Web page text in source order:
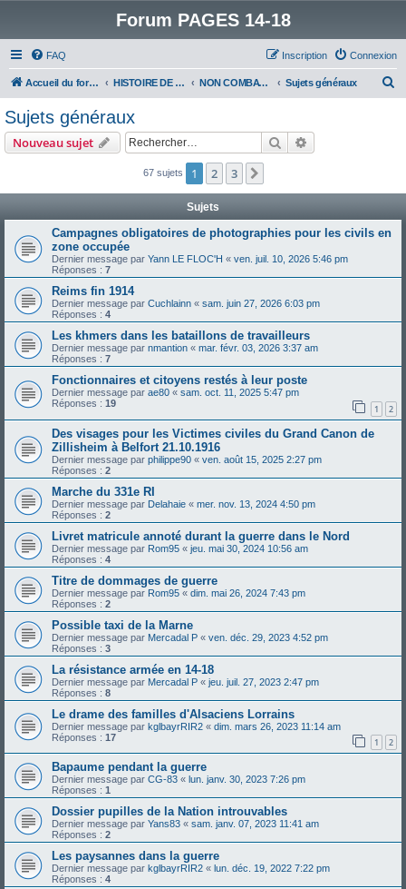
Forum PAGES 14-18
FAQ Connexion
Inscription
Accueil du forum HISTOIRE DE LA GRANDE GUERRE NON COMBATTANTS DANS LA GRANDE GUERRE Sujets généraux
r
Sujets généraux
Nouveau sujet Rechercher
67 sujets 1 2 3
Sujets
Campagnes obligatoires de photographies pour les civils en
zone occupée
Dernier message par Yann LE FLOC'H « ven. juil. 10, 2026 5:46 pm
Réponses : 7
Reims fin 1914
Dernier message par Cuchlainn « sam. juin 27, 2026 6:03 pm
Réponses : 4
Les khmers dans les bataillons de travailleurs
Dernier message par nmantion « mar. févr. 03, 2026 3:37 am
Réponses : 7
Fonctionnaires et citoyens restés à leur poste
Dernier message par ae80 « sam. oct. 11, 2025 5:47 pm
Réponses : 19 1 2
Des visages pour les Victimes civiles du Grand Canon de
Zillisheim à Belfort 21.10.1916
Dernier message par philippe90 « ven. août 15, 2025 2:27 pm
Réponses : 2
Marche du 331e RI
Dernier message par Delahaie « mer. nov. 13, 2024 4:50 pm
Réponses : 2
Livret matricule annoté durant la guerre dans le Nord
Dernier message par Rom95 « jeu. mai 30, 2024 10:56 am
Réponses : 4
Titre de dommages de guerre
Dernier message par Rom95 « dim. mai 26, 2024 7:43 pm
Réponses : 2
Possible taxi de la Marne
Dernier message par Mercadal P « ven. déc. 29, 2023 4:52 pm
Réponses : 3
La résistance armée en 14-18
Dernier message par Mercadal P « jeu. juil. 27, 2023 2:47 pm
Réponses : 8
Le drame des familles d'Alsaciens Lorrains
Dernier message par kglbayrRIR2 « dim. mars 26, 2023 11:14 am
Réponses : 17 1 2
Bapaume pendant la guerre
Dernier message par CG-83 « lun. janv. 30, 2023 7:26 pm
Réponses : 1
Dossier pupilles de la Nation introuvables
Dernier message par Yans83 « sam. janv. 07, 2023 11:41 am
Réponses : 2
Les paysannes dans la guerre
Dernier message par kglbayrRIR2 « lun. déc. 19, 2022 7:22 pm
Réponses : 4